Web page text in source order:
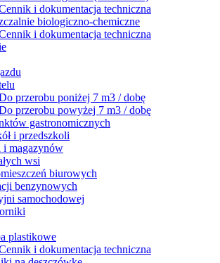
i dokumentacja techniczna
biologiczno-chemiczne
i dokumentacja techniczna
przerobu poniżej 7 m3 / dobę
przerobu powyżej 7 m3 / dobę
gastronomicznych
i przedszkoli
i magazynów
wsi
biurowych
benzynowych
samochodowej
plastikowe
i dokumentacja techniczna